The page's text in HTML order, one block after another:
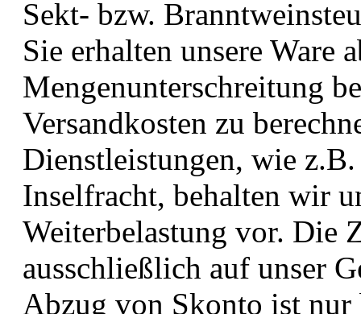
Sekt- bzw.
Sie erhalten unsere Ware
Mengenunterschreitung
Versandkosten zu
Dienstleistungen, wie
Inselfracht, behalten wir
Weiterbelastung vor. Die
ausschließlich auf unser
Abzug von Skonto ist